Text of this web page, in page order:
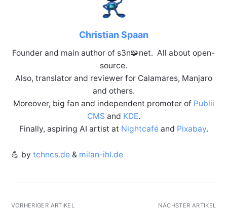
Christian Spaan
Founder and main author of s3n🧩net. All about open-
source.
Also, translator and reviewer for Calamares, Manjaro
and others.
Moreover, big fan and independent promoter of Publii
CMS and KDE.
Finally, aspiring AI artist at Nightcaféand Pixabay.
💪 by tchncs.de& milan-ihl.de
VORHERIGER ARTIKEL NÄCHSTER ARTIKEL